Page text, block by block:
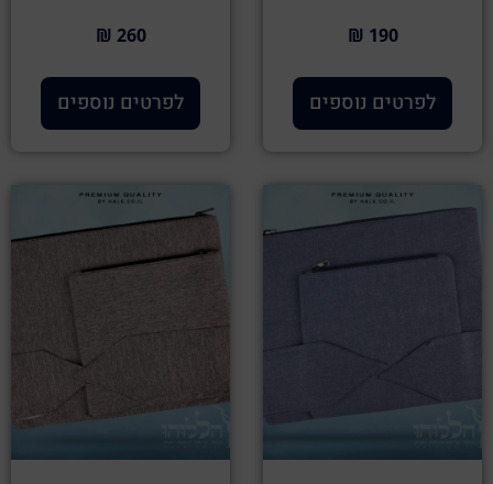
190 ₪
לפרטים נוספים
260 ₪
לפרטים נוספים